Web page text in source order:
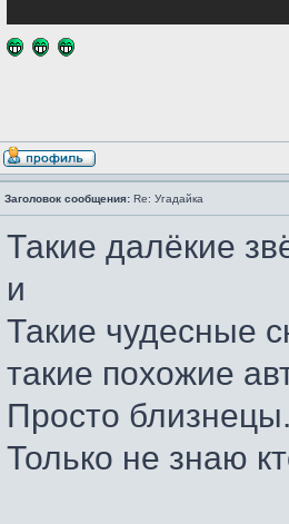
Заголовок сообщения: Re: Угадайка
Такие далёкие
и
Такие чудесные
такие похожие
Просто
Только не знаю